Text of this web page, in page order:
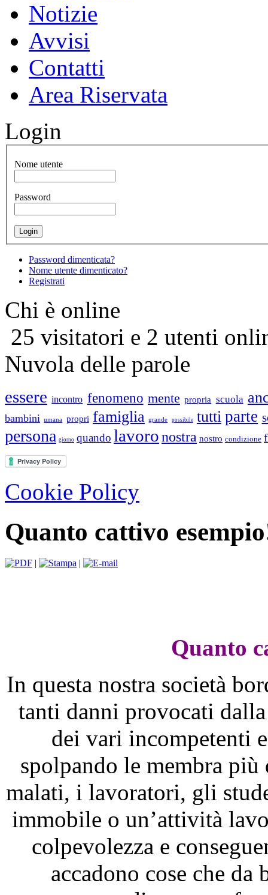
Notizie
Avvisi
Contatti
Area Riservata
Login
Nome utente
Password
Password dimenticata?
Nome utente dimenticato?
Registrati
Chi è online
25 visitatori e 2 utenti
Nuvola delle parole
essere incontro fenomeno mente propria scuola
bambini umana propri famiglia grande possibile tutti parte
persona giorno quando lavoronostra nostro condizione
Cookie Policy
Quanto cattivo
| |
Quanto
In questa nostra società
tanti danni provocati
dei vari incompetenti
spolpando le membra
malati, i lavoratori, gli
immobile o un’attività
colpevolezza e
accadono cose che